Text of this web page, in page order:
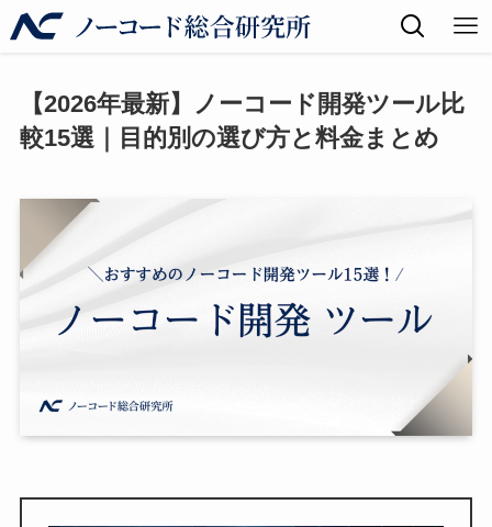
【2026年最新】ノーコード開発ツール比
較15選｜目的別の選び方と料金まとめ